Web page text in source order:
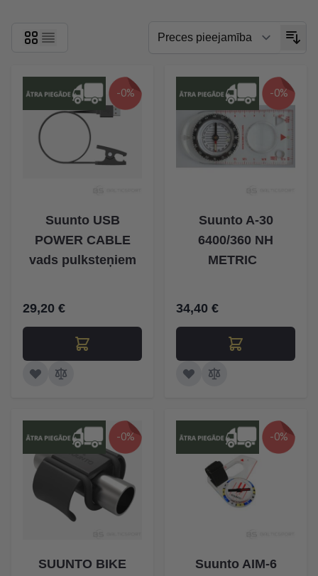
-0%
Suunto USB
POWER CABLE
vads pulksteņiem
29,20 €
-0%
Suunto A-30
6400/360 NH
METRIC
34,40 €
-0%
SUUNTO BIKE
-0%
Suunto AIM-6